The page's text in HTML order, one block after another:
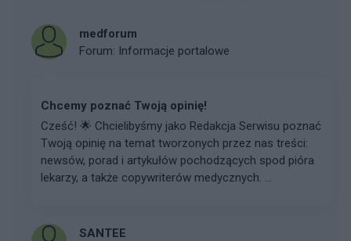
medforum
Forum: Informacje portalowe
Chcemy poznać Twoją opinię!
Cześć! 🌟 Chcielibyśmy jako Redakcja Serwisu poznać
Twoją opinię na temat tworzonych przez nas treści:
newsów, porad i artykułów pochodzących spod pióra
lekarzy, a także copywriterów medycznych. ...
SANTEE